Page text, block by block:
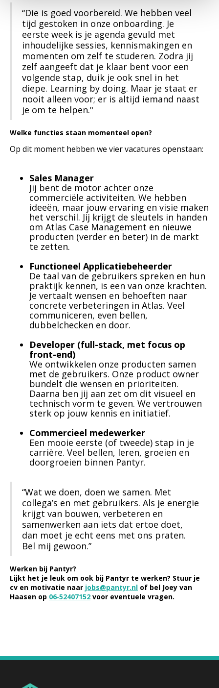
“Die is goed voorbereid. We hebben veel
tijd gestoken in onze onboarding. Je
eerste week is je agenda gevuld met
inhoudelijke sessies, kennismakingen en
momenten om zelf te studeren. Zodra jij
zelf aangeeft dat je klaar bent voor een
volgende stap, duik je ook snel in het
diepe. Learning by doing. Maar je staat er
nooit alleen voor; er is altijd iemand naast
je om te helpen."
Welke functies staan momenteel open?
Op dit moment hebben we vier vacatures openstaan:
Sales Manager
Jij bent de motor achter onze
commerciële activiteiten. We hebben
ideeën, maar jouw ervaring en visie maken
het verschil. Jij krijgt de sleutels in handen
om Atlas Case Management en nieuwe
producten (verder en beter) in de markt
te zetten.
Functioneel Applicatiebeheerder
De taal van de gebruikers spreken en hun
praktijk kennen, is een van onze krachten.
Je vertaalt wensen en behoeften naar
concrete verbeteringen in Atlas. Veel
communiceren, even bellen,
dubbelchecken en door.
Developer (full-stack, met focus op
front-end)
We ontwikkelen onze producten samen
met de gebruikers. Onze product owner
bundelt die wensen en prioriteiten.
Daarna ben jij aan zet om dit visueel en
technisch vorm te geven. We vertrouwen
sterk op jouw kennis en initiatief.
Commercieel medewerker
Een mooie eerste (of tweede) stap in je
carrière. Veel bellen, leren, groeien en
doorgroeien binnen Pantyr.
“Wat we doen, doen we samen. Met
collega’s en met gebruikers. Als je energie
krijgt van bouwen, verbeteren en
samenwerken aan iets dat ertoe doet,
dan moet je echt eens met ons praten.
Bel mij gewoon.”
Werken bij Pantyr?
Lijkt het je leuk om ook bij Pantyr te werken? Stuur je
cv en motivatie naar jobs@pantyr.nl of bel Joey van
Haasen op 06‑52407152 voor eventuele vragen.